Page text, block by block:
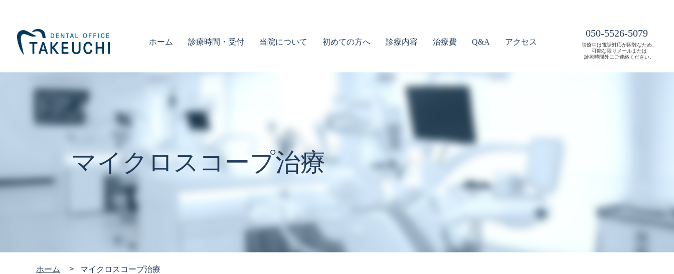
ホーム 診療時間・受付 当院について 初めての方へ 診療内容 治療費 Q&A アクセス
050-5526-5079
診療中は電話対応が困難なため、
可能な限りメールまたは
診療時間外にご連絡ください。
マイクロスコープ治療
ホーム マイクロスコープ治療